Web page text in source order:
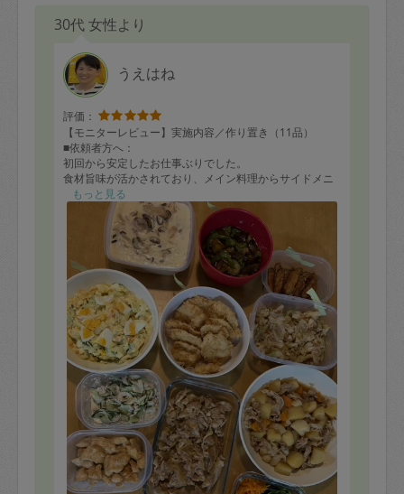
30代 女性より
うえはね
評価：
【モニターレビュー】実施内容／作り置き（11品）
■依頼者方へ：
初回から安定したお仕事ぶりでした。
食材旨味が活かされており、メイン料理からサイドメニ
ューのお野菜まで様々な味や食感を楽しめました。
こちらから依頼せずともほうれん草のアク抜きなどもき
ちんとしてくだっており安心しました。
あると思っていた調味料が見つからなかっくても臨機応
変に対応してくださいました。
素晴らしいパフォーマンスで、コミュニケーションも安
心して取ることができます。
時間もきっちり終わりました。また、狭いキッチンなが
らガチャガチャせず綺麗に使っていただけたことに驚き
ました。
＜本日作り置きメニュー（11品）＞
・鶏モモとキノコのクリーム煮
・茄子とピーマンの揚げ浸し
・鶏手羽の甘辛揚げ
・ポテトサラダ
・鶏胸肉のチキンカツ
・キャベツと梅おかか和え
・きゅうりツナマヨ
・鶏胸肉のマヨネーズと甘辛炒め
・豚の生姜焼き
もっと見る